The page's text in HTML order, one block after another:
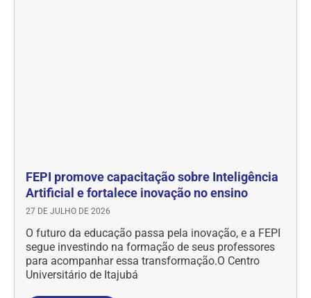
FEPI promove capacitação sobre Inteligência
Artificial e fortalece inovação no ensino
27 DE JULHO DE 2026
O futuro da educação passa pela inovação, e a FEPI
segue investindo na formação de seus professores
para acompanhar essa transformação.O Centro
Universitário de Itajubá